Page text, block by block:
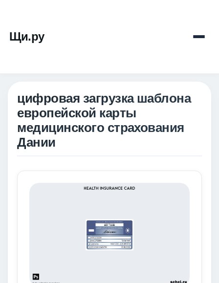
Щи.ру
цифровая загрузка шаблона
европейской карты
медицинского страхования
Дании